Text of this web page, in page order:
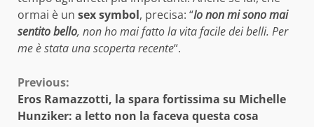
ormai è un sex symbol, precisa: “Io non mi sono mai
sentito bello, non ho mai fatto la vita facile dei belli. Per
me è stata una scoperta recente“.
Continue
Reading
Previous:
Eros Ramazzotti, la spara fortissima su Michelle
Hunziker: a letto non la faceva questa cosa